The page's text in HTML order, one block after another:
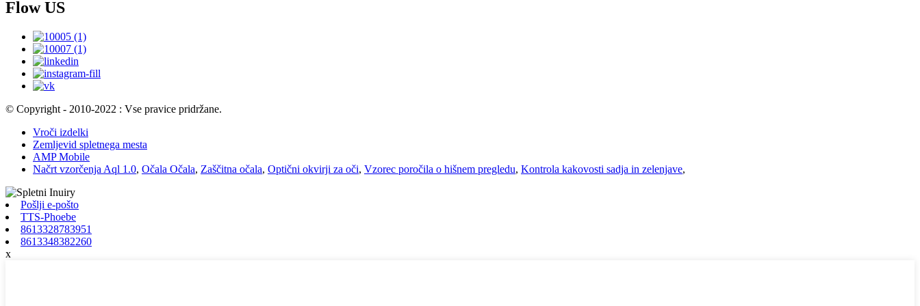
Flow US
© Copyright - 2010-2022 : Vse pravice pridržane.
Vroči izdelki
Zemljevid spletnega mesta
AMP Mobile
Načrt vzorčenja Aql 1.0, Očala Očala, Zaščitna očala, Optični okvirji za oči, Vzorec poročila o hišnem pregledu, Kontrola kakovosti sadja in zelenjave,
Pošlji e-pošto
TTS-Phoebe
8613328783951
8613348382260
x